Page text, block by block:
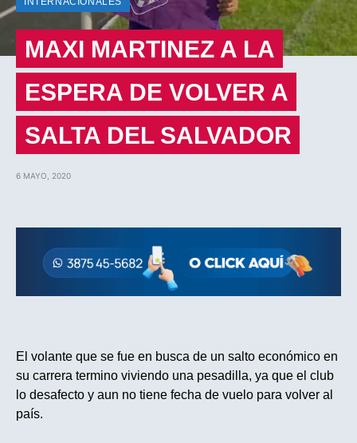
MAXI MARTINEZ A LA
ESPERA DE VOLVER A
SALTA DEL SALVADOR
6 MAYO, 2020
El volante que se fue en busca de un salto económico en
su carrera termino viviendo una pesadilla, ya que el club
lo desafecto y aun no tiene fecha de vuelo para volver al
país.